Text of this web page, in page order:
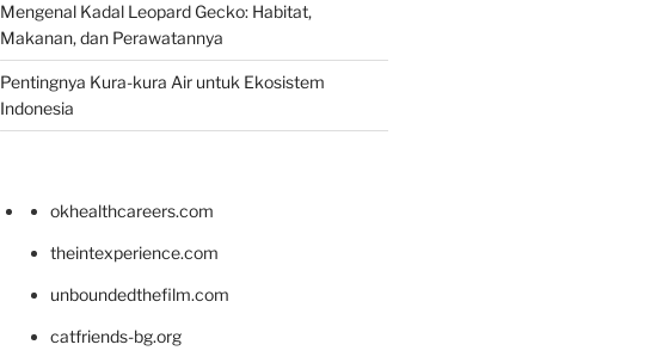
Mengenal Kadal Leopard Gecko: Habitat,
Makanan, dan Perawatannya
Pentingnya Kura-kura Air untuk Ekosistem
Indonesia
okhealthcareers.com
theintexperience.com
unboundedthefilm.com
catfriends-bg.org